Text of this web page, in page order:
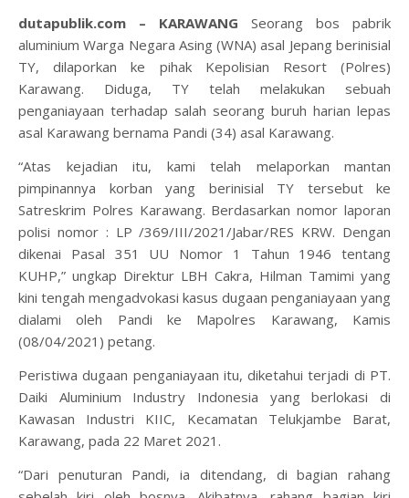
dutapublik.com – KARAWANG Seorang bos pabrik
aluminium Warga Negara Asing (WNA) asal Jepang berinisial
TY, dilaporkan ke pihak Kepolisian Resort (Polres)
Karawang. Diduga, TY telah melakukan sebuah
penganiayaan terhadap salah seorang buruh harian lepas
asal Karawang bernama Pandi (34) asal Karawang.
“Atas kejadian itu, kami telah melaporkan mantan
pimpinannya korban yang berinisial TY tersebut ke
Satreskrim Polres Karawang. Berdasarkan nomor laporan
polisi nomor : LP /369/III/2021/Jabar/RES KRW. Dengan
dikenai Pasal 351 UU Nomor 1 Tahun 1946 tentang
KUHP,” ungkap Direktur LBH Cakra, Hilman Tamimi yang
kini tengah mengadvokasi kasus dugaan penganiayaan yang
dialami oleh Pandi ke Mapolres Karawang, Kamis
(08/04/2021) petang.
Peristiwa dugaan penganiayaan itu, diketahui terjadi di PT.
Daiki Aluminium Industry Indonesia yang berlokasi di
Kawasan Industri KIIC, Kecamatan Telukjambe Barat,
Karawang, pada 22 Maret 2021.
“Dari penuturan Pandi, ia ditendang, di bagian rahang